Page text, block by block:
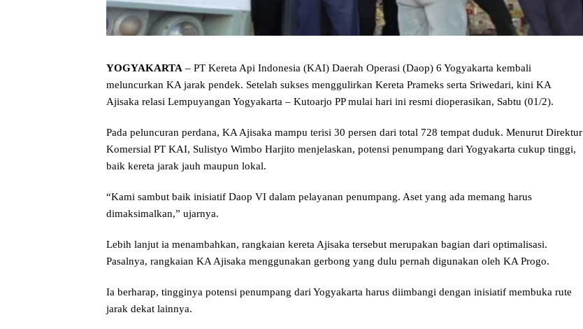
YOGYAKARTA – PT Kereta Api Indonesia (KAI) Daerah Operasi (Daop) 6 Yogyakarta kembali
meluncurkan KA jarak pendek. Setelah sukses menggulirkan Kereta Prameks serta Sriwedari, kini KA
Ajisaka relasi Lempuyangan Yogyakarta – Kutoarjo PP mulai hari ini resmi dioperasikan, Sabtu (01/2).
Pada peluncuran perdana, KA Ajisaka mampu terisi 30 persen dari total 728 tempat duduk. Menurut Direktur
Komersial PT KAI, Sulistyo Wimbo Harjito menjelaskan, potensi penumpang dari Yogyakarta cukup tinggi,
baik kereta jarak jauh maupun lokal.
“Kami sambut baik inisiatif Daop VI dalam pelayanan penumpang. Aset yang ada memang harus
dimaksimalkan,” ujarnya.
Lebih lanjut ia menambahkan, rangkaian kereta Ajisaka tersebut merupakan bagian dari optimalisasi.
Pasalnya, rangkaian KA Ajisaka menggunakan gerbong yang dulu pernah digunakan oleh KA Progo.
Ia berharap, tingginya potensi penumpang dari Yogyakarta harus diimbangi dengan inisiatif membuka rute
jarak dekat lainnya.